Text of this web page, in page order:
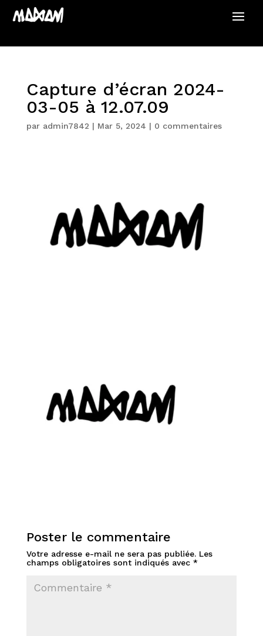
Capture d’écran 2024-
03-05 à 12.07.09
par admin7842 | Mar 5, 2024 | 0 commentaires
Poster le commentaire
Votre adresse e-mail ne sera pas publiée. Les
champs obligatoires sont indiqués avec *